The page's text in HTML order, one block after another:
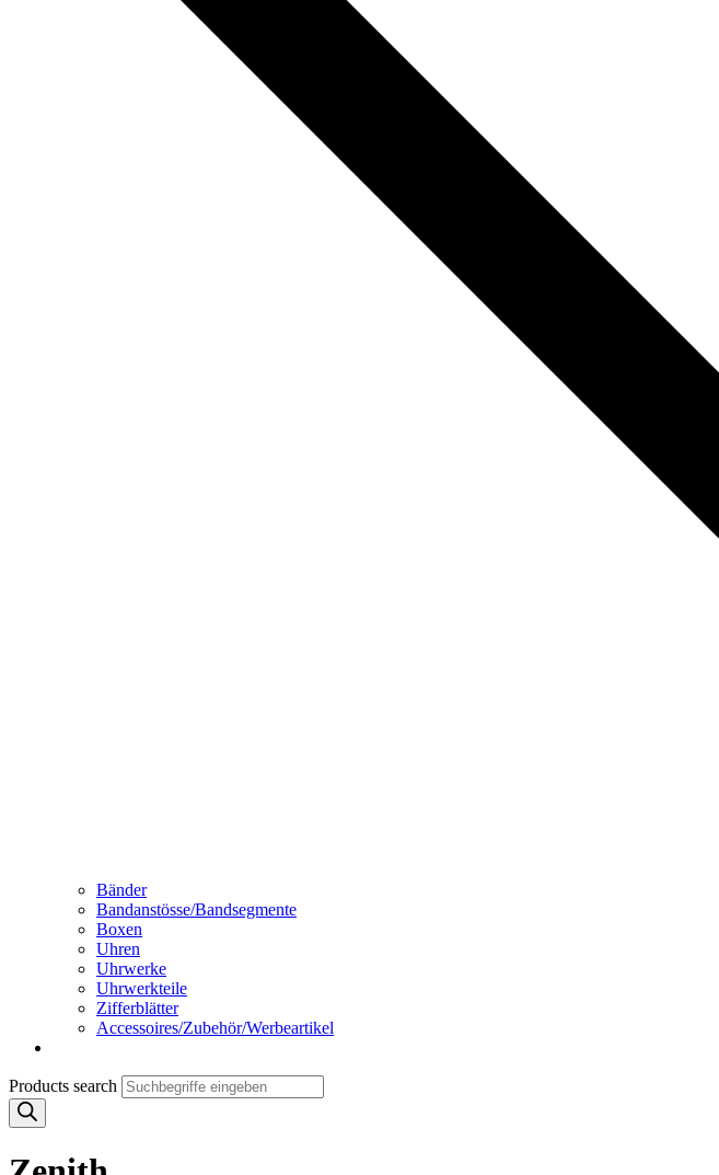
Bänder
Bandanstösse/Bandsegmente
Boxen
Uhren
Uhrwerke
Uhrwerkteile
Zifferblätter
Accessoires/Zubehör/Werbeartikel
Products search